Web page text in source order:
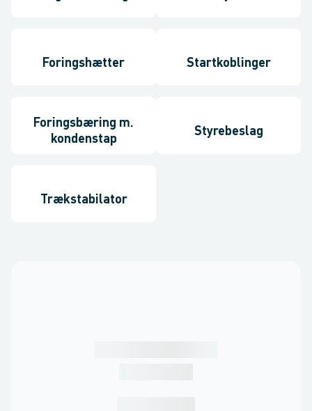
Foringshætter Startkoblinger
Foringsbæring m.
kondenstap
Styrebeslag
Trækstabilator